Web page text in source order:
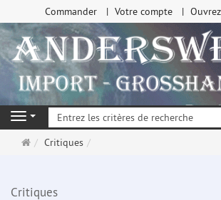
Commander Votre compte
Navigation
PageCritiques
Critiques